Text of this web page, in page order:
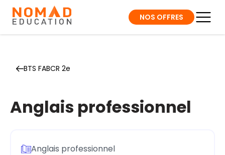
NOS OFFRES
BTS FABCR 2e
Anglais professionnel
Anglais professionnel